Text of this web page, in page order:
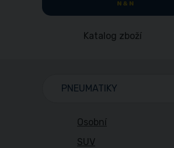
Katalog zboží
PNEUMATIKY
Osobní
SUV